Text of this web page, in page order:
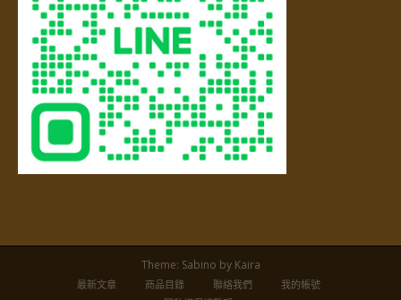
Theme: Sabino by Kaira
最新文章 商品目錄 聯絡我們
我的帳號